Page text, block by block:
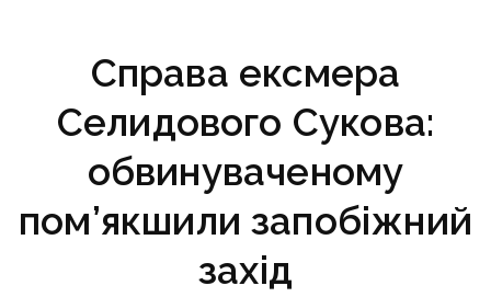
Справа ексмера
Селидового Сукова:
обвинуваченому
пом’якшили запобіжний
захід